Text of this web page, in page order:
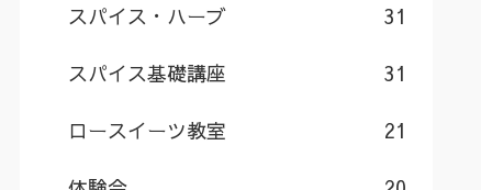
スパイス・ハーブ 31
スパイス基礎講座 31
ロースイーツ教室 21